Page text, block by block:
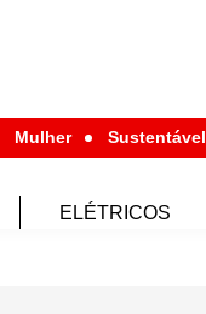
Mulher Sustentável
ELÉTRICOS